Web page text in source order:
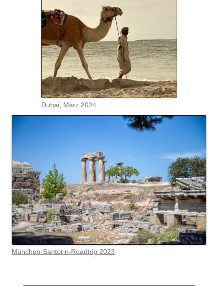
Dubai, März 2024
München-Santorin-Roadtrip 2023